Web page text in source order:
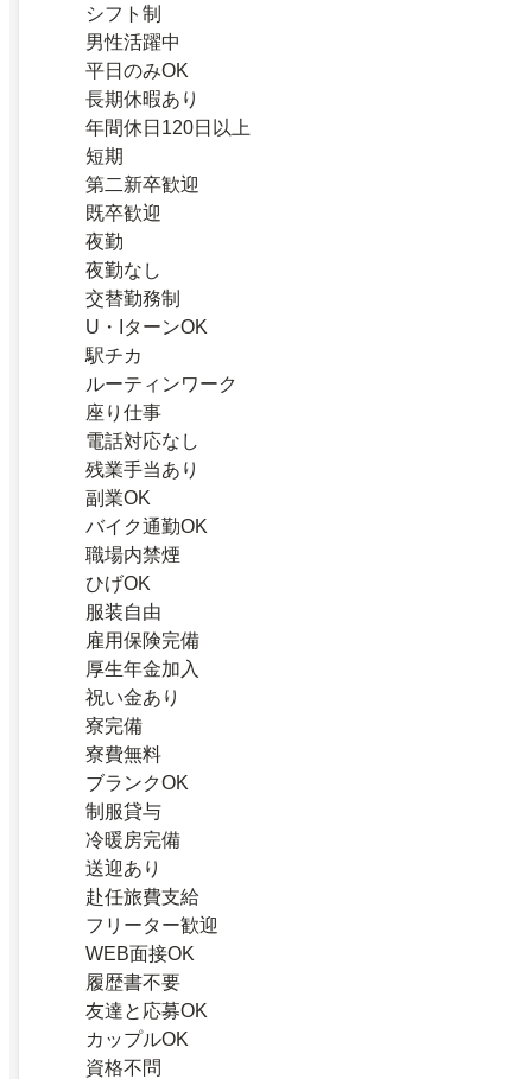
シフト制
男性活躍中
平日のみOK
長期休暇あり
年間休日120日以上
短期
第二新卒歓迎
既卒歓迎
夜勤
夜勤なし
交替勤務制
U・IターンOK
駅チカ
ルーティンワーク
座り仕事
電話対応なし
残業手当あり
副業OK
バイク通勤OK
職場内禁煙
ひげOK
服装自由
雇用保険完備
厚生年金加入
祝い金あり
寮完備
寮費無料
ブランクOK
制服貸与
冷暖房完備
送迎あり
赴任旅費支給
フリーター歓迎
WEB面接OK
履歴書不要
友達と応募OK
カップルOK
資格不問